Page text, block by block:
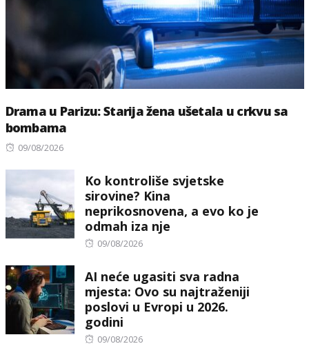
Drama u Parizu: Starija žena ušetala u crkvu sa
bombama
Posted
09/08/2026
Ko kontroliše svjetske
sirovine? Kina
neprikosnovena, a evo ko je
odmah iza nje
Posted
09/08/2026
AI neće ugasiti sva radna
mjesta: Ovo su najtraženiji
poslovi u Evropi u 2026.
godini
Posted
09/08/2026